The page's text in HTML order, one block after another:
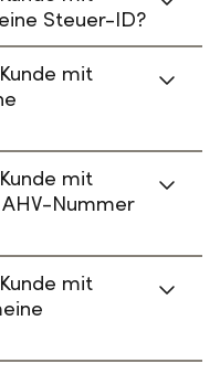
Steuer-ID?
mit
mit
Nummer
mit